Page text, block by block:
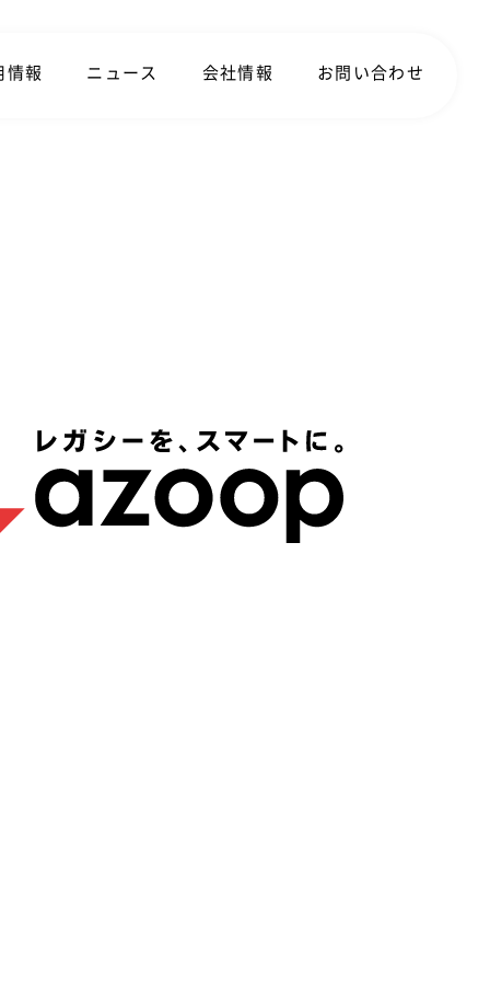
情報 ニュース 会社情報 お問い合わせ